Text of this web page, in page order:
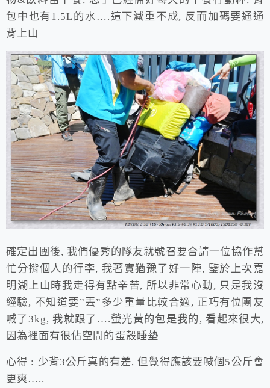
包中也有1.5L的水….這下減重不成, 反而加碼要通通
背上山
確定出團後, 我們優秀的隊友就號召要合請一位協作幫
忙分揹個人的行李, 我著實猶豫了好一陣, 鑒於上次嘉
明湖上山時我走得有點辛苦, 所以非常心動, 只是我沒
經驗, 不知道要”丟”多少重量比較合適, 正巧有位團友
喊了3kg, 我就跟了….螢光黃的包是我的, 看起來很大,
因為裡面有很佔空間的蛋殼睡墊
心得 : 少背3公斤真的有差, 但覺得應該要喊個5公斤會
更爽…..